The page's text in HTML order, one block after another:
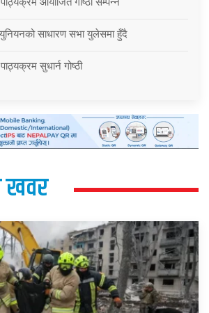
साधारण सभा युलेसमा हुँदै
सुधार्न गोष्ठी
खवर